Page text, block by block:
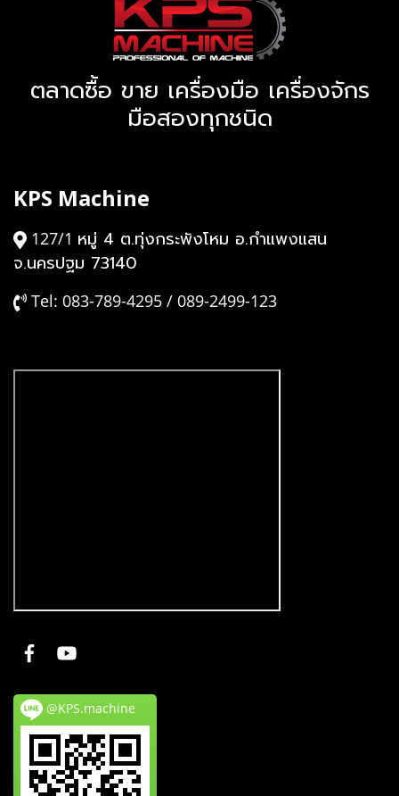
ตลาดซื้อ ขาย เครื่องมือ เครื่องจักร
มือสองทุกชนิด
KPS Machine
127/1 หมู่ 4 ต.ทุ่งกระพังโหม อ.กำแพงแสน
จ.นครปฐม 73140
Tel: 083-789-4295 / 089-2499-123
@KPS.machine